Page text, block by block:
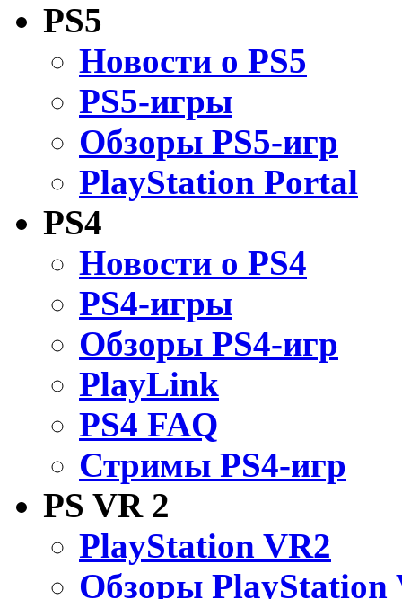
PS5
Новости о PS5
PS5-игры
Обзоры PS5-игр
PlayStation Portal
PS4
Новости о PS4
PS4-игры
Обзоры PS4-игр
PlayLink
PS4 FAQ
Стримы PS4-игр
PS VR 2
PlayStation VR2
Обзоры PlayStation